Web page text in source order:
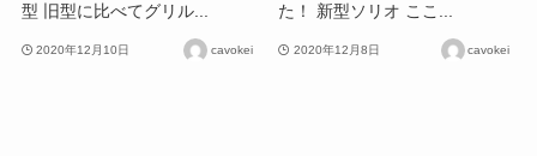
型 旧型に比べてグリル...
2020年12月10日 cavokei
た！ 新型ソリオ ここ...
2020年12月8日 cavokei